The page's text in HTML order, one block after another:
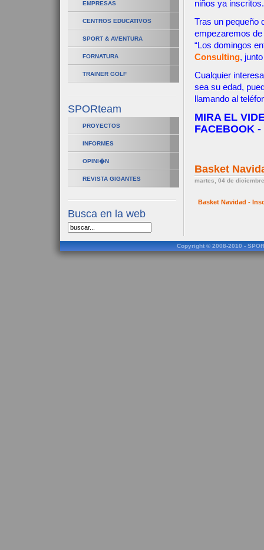
EMPRESAS
CENTROS EDUCATIVOS
SPORT & AVENTURA
FORNATURA
TRAINER GOLF
SPORteam
PROYECTOS
INFORMES
OPINI�N
REVISTA GIGANTES
Busca en la web
niños ya inscritos.
Tras un pequeño
empezaremos
“Los domingos
Consulting,
Cualquier
sea su edad,
llamando al
MIRA EL
FACEBOOK
Basket
martes, 04 de
Basket Navidad -
Copyright © 2008-2010 -